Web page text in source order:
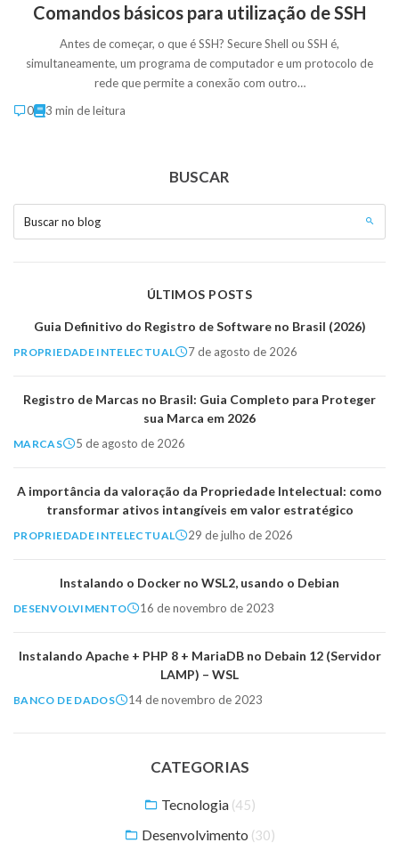
Comandos básicos para utilização de SSH
Antes de começar, o que é SSH? Secure Shell ou SSH é,
simultaneamente, um programa de computador e um protocolo de
rede que permite a conexão com outro…
0
3 min de leitura
BUSCAR
Buscar no blog
ÚLTIMOS POSTS
Guia Definitivo do Registro de Software no Brasil (2026)
PROPRIEDADE INTELECTUAL 7 de agosto de 2026
Registro de Marcas no Brasil: Guia Completo para Proteger
sua Marca em 2026
MARCAS 5 de agosto de 2026
A importância da valoração da Propriedade Intelectual: como
transformar ativos intangíveis em valor estratégico
PROPRIEDADE INTELECTUAL 29 de julho de 2026
Instalando o Docker no WSL2, usando o Debian
DESENVOLVIMENTO 16 de novembro de 2023
Instalando Apache + PHP 8 + MariaDB no Debain 12 (Servidor
LAMP) – WSL
BANCO DE DADOS 14 de novembro de 2023
CATEGORIAS
Tecnologia (45)
Desenvolvimento (30)